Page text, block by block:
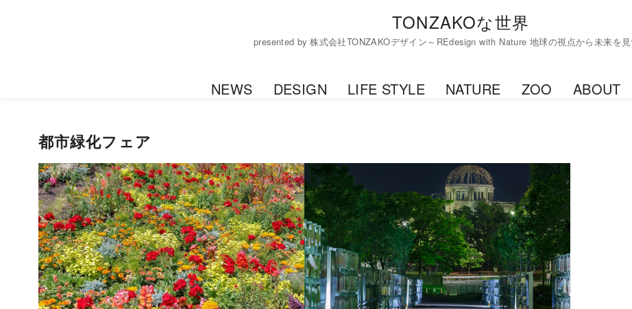
TONZAKOな世界
presented by 株式会社TONZAKOデザイン～REdesign with Nature 地球の視点から未来を見
NEWS DESIGN LIFE STYLE NATURE ZOO ABOUT
都市緑化フェア